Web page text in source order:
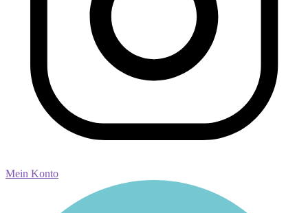
Mein Konto